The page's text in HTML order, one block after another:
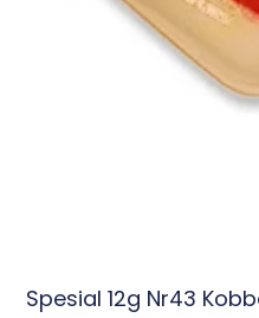
Spesial 12g Nr43